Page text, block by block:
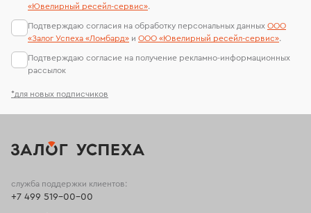
*для новых подписчиков
«Ювелирный ресейл-сервиc».
Подтверждаю согласия на обработку персональных данных ООО
«Залог Успеха «Ломбард» и ООО «Ювелирный ресейл-сервиc».
Подтверждаю согласие на получение рекламно-информационных
рассылок
служба поддержки клиентов:
+7 499 519-00-00